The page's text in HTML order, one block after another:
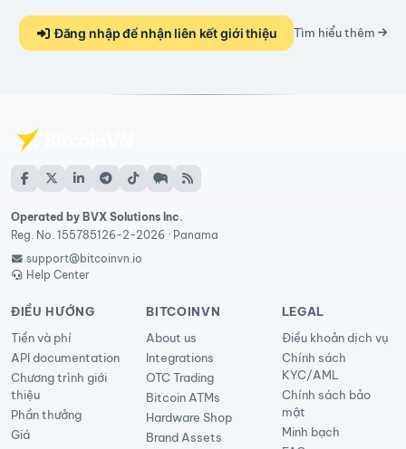
Đăng nhập để nhận liên kết giới thiệu Tìm hiểu thêm
Operated by BVX Solutions Inc.
Reg. No. 155785126-2-2026 · Panama
support@bitcoinvn.io
Help Center
ĐIỀU HƯỚNG
Tiền và phí
API documentation
Chương trình giới
thiệu
Phần thưởng
Giá
BITCOINVN
About us
Integrations
OTC Trading
Bitcoin ATMs
Hardware Shop
Brand Assets
LEGAL
Điều khoản dịch vụ
Chính sách
KYC/AML
Chính sách bảo
mật
Minh bạch